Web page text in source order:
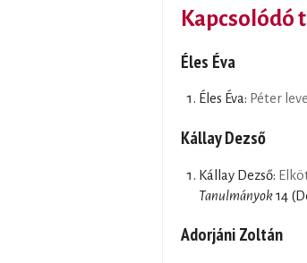
Kapcsolódó
Éles Éva
Éles Éva: Péter
Kállay Dezső
Kállay Dezső:
Tanulmányok14
Adorjáni Zoltán